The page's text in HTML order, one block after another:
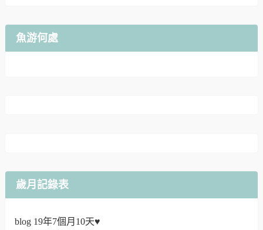
魚游何處
歲月記錄表
blog 19年7個月10天♥